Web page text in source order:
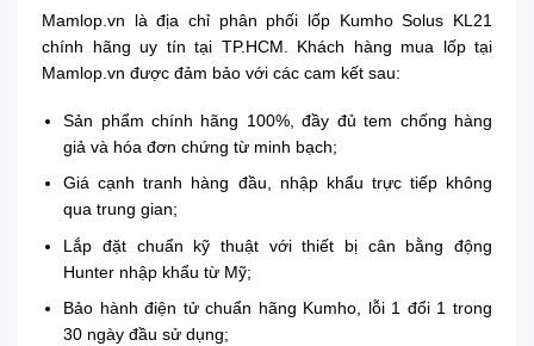
Mamlop.vn là địa chỉ phân phối lốp Kumho Solus KL21
chính hãng uy tín tại TP.HCM. Khách hàng mua lốp tại
Mamlop.vn được đảm bảo với các cam kết sau:
Sản phẩm chính hãng 100%, đầy đủ tem chống hàng
giả và hóa đơn chứng từ minh bạch;
Giá cạnh tranh hàng đầu, nhập khẩu trực tiếp không
qua trung gian;
Lắp đặt chuẩn kỹ thuật với thiết bị cân bằng động
Hunter nhập khẩu từ Mỹ;
Bảo hành điện tử chuẩn hãng Kumho, lỗi 1 đổi 1 trong
30 ngày đầu sử dụng;